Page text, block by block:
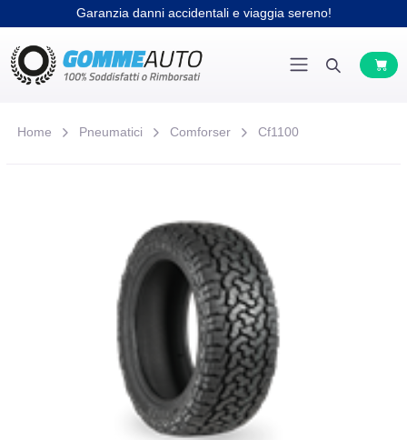
Garanzia danni accidentali e viaggia sereno!
Home Pneumatici Comforser Cf1100